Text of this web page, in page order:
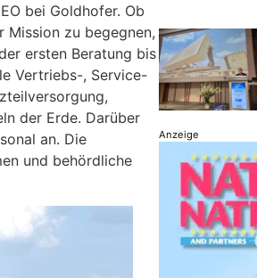
bei Goldhofer. Ob
zu begegnen,
ersten Beratung bis
Vertriebs-, Service-
der Erde. Darüber
an. Die
und behördliche
Anzeige